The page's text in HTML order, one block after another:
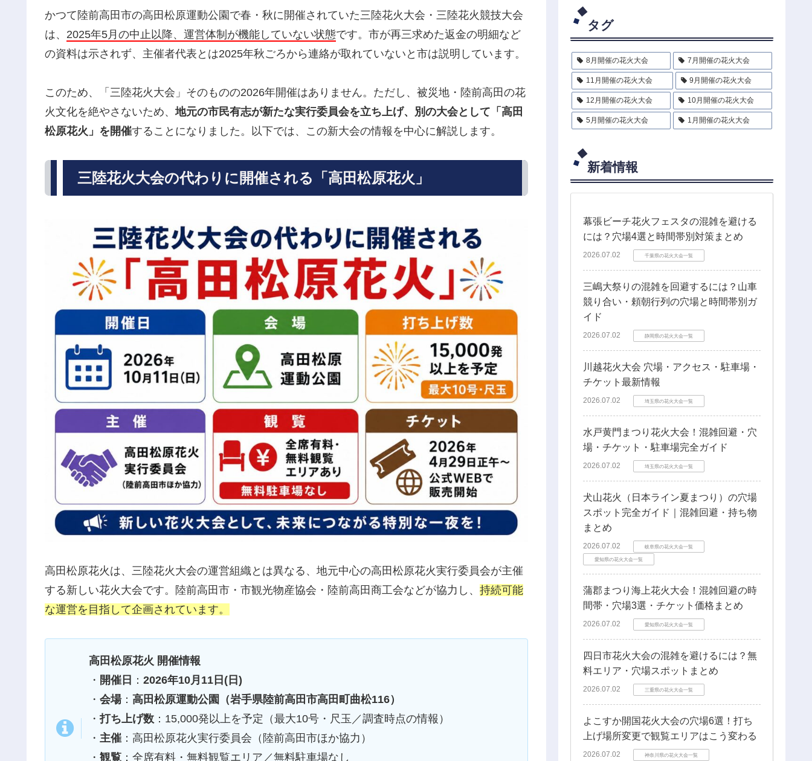
かつて陸前高田市の高田松原運動公園で春・秋に開催されていた三陸花火大会・三陸花火競技大会
は、 2025年5月の中止以降、運営体制が機能していない状態です。市が再三求めた返金の明細など
の資料は示されず、主催者代表とは2025年秋ごろから連絡が取れていないと市は説明しています。
このため、「三陸花火大会」そのものの2026年開催はありません。ただし、被災地・陸前高田の花
火文化を絶やさないため、地元の市民有志が新たな実行委員会を立ち上げ、別の大会として「高田
松原花火」を開催することになりました。以下では、この新大会の情報を中心に解説します。
三陸花火大会の代わりに開催される「高田松原花火」
高田松原花火は、三陸花火大会の運営組織とは異なる、地元中心の高田松原花火実行委員会が主催
する新しい花火大会です。陸前高田市・市観光物産協会・陸前高田商工会などが協力し、 持続可能
な運営を目指して企画されています。
高田松原花火 開催情報
・ 開催日 ： 2026年10月11日(日)
・ 会場： 高田松原運動公園（岩手県陸前高田市高田町曲松116）
・打ち上げ数 ：15,000発以上を予定（最大10号・尺玉／調査時点の情報）
・ 主催 ：高田松原花火実行委員会（陸前高田市ほか協力）
・ 観覧 ：全席有料・無料観覧エリア／無料駐車場なし
タグ
8月開催の花火大会 7月開催の花火大会
11月開催の花火大会 9月開催の花火大会
12月開催の花火大会 10月開催の花火大会
5月開催の花火大会 1月開催の花火大会
新着情報
幕張ビーチ花火フェスタの混雑を避ける
には？穴場4選と時間帯別対策まとめ
2026.07.02 千葉県の花火大会一覧
三嶋大祭りの混雑を回避するには？山車
競り合い・頼朝行列の穴場と時間帯別ガ
イド
2026.07.02 静岡県の花火大会一覧
川越花火大会 穴場・アクセス・駐車場・
チケット最新情報
2026.07.02 埼玉県の花火大会一覧
水戸黄門まつり花火大会！混雑回避・穴
場・チケット・駐車場完全ガイド
2026.07.02 埼玉県の花火大会一覧
犬山花火（日本ライン夏まつり）の穴場
スポット完全ガイド｜混雑回避・持ち物
まとめ
2026.07.02 岐阜県の花火大会一覧
愛知県の花火大会一覧
蒲郡まつり海上花火大会！混雑回避の時
間帯・穴場3選・チケット価格まとめ
2026.07.02 愛知県の花火大会一覧
四日市花火大会の混雑を避けるには？無
料エリア・穴場スポットまとめ
2026.07.02 三重県の花火大会一覧
よこすか開国花火大会の穴場6選！打ち
上げ場所変更で観覧エリアはこう変わる
2026.07.02 神奈川県の花火大会一覧